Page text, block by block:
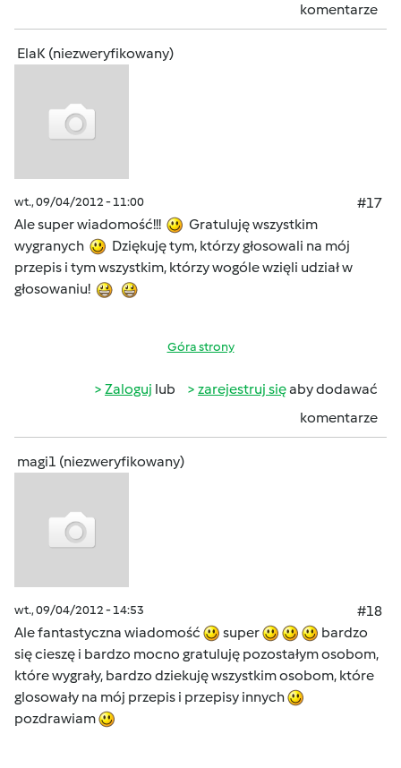
komentarze
ElaK (niezweryfikowany)
wt., 09/04/2012 - 11:00
#17
Ale super wiadomość!!!
Gratuluję wszystkim
wygranych
Dziękuję tym, którzy głosowali na mój
przepis i tym wszystkim, którzy wogóle wzięli udział w
głosowaniu!
Góra strony
Zaloguj lub zarejestruj sięaby dodawać
komentarze
magi1 (niezweryfikowany)
wt., 09/04/2012 - 14:53
#18
Ale fantastyczna wiadomość
super
bardzo
się cieszę i bardzo mocno gratuluję pozostałym osobom,
które wygrały, bardzo dziekuję wszystkim osobom, które
glosowały na mój przepis i przepisy innych
pozdrawiam